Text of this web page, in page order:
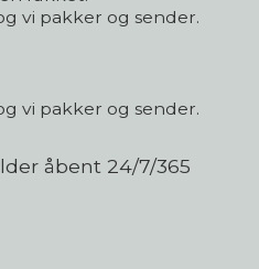
vi pakker og sender.
vi pakker og sender.
åbent 24/7/365